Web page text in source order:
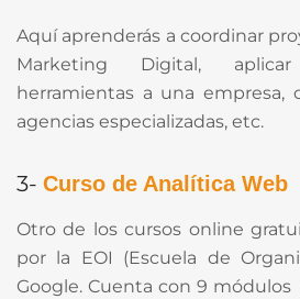
Aquí aprenderás a coordinar
Marketing Digital,
herramientas a una empresa,
agencias especializadas, etc.
3- Curso de Analítica Web
Otro de los cursos online
por la EOI (Escuela de
Google. Cuenta con 9